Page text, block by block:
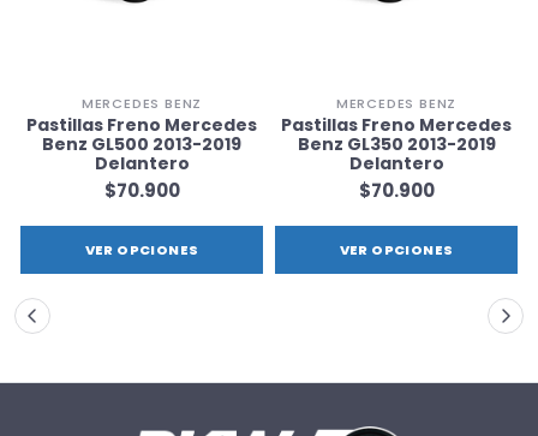
MERCEDES BENZ
Pastillas Freno Mercedes
Benz GL500 2013-2019
Delantero
$70.900
VER OPCIONES
MERCEDES BENZ
Pastillas Freno Mercedes
Benz GL350 2013-2019
Delantero
$70.900
VER OPCIONES